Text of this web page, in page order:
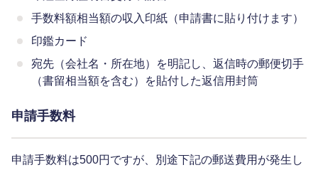
手数料額相当額の収入印紙（申請書に貼り付けます）
印鑑カード
宛先（会社名・所在地）を明記し、返信時の郵便切手
（書留相当額を含む）を貼付した返信用封筒
申請手数料
申請手数料は500円ですが、別途下記の郵送費用が発生し